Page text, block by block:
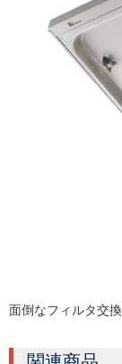
面倒なフィルタ交